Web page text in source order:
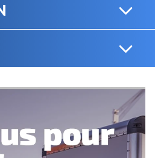
ÉQUIPEMENT
SERVICE MÉCANIQUE